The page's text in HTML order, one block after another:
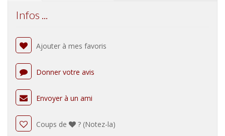
Infos ...
Ajouter à mes favoris
Donner votre avis
Envoyer à un ami
Coups de ? (Notez-la)